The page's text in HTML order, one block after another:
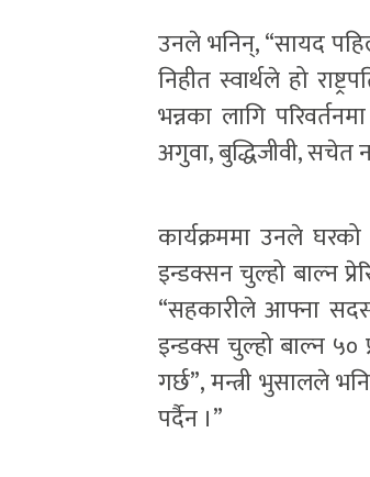
उनले भनिन्, “सायद
निहीत स्वार्थले हो
भन्नका लागि
अगुवा, बुद्धिजीवी,
कार्यक्रममा उनले
इन्डक्सन चुल्हो बाल्न
“सहकारीले आफ्ना
इन्डक्स चुल्हो बाल्न
गर्छ”, मन्त्री भुसालले
पर्दैन ।”